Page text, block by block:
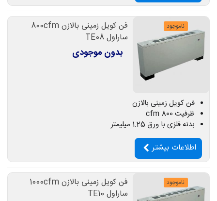
ناموجود
فن کویل زمینی بالازن 800cfm
ساراول TE08
بدون موجودی
فن کویل زمینی بالازن
ظرفیت 800 cfm
بدنه فلزی با ورق 1.25 میلیمتر
اطلاعات بیشتر
ناموجود
فن کویل زمینی بالازن 1000cfm
ساراول TE10